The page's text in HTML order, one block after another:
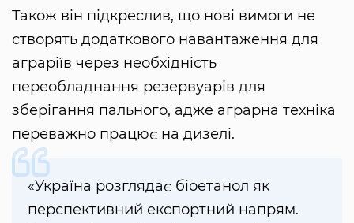
Також він підкреслив, що нові вимоги не
створять додаткового навантаження для
аграріїв через необхідність
переобладнання резервуарів для
зберігання пального, адже аграрна техніка
переважно працює на дизелі.
«Україна розглядає біоетанол як
перспективний експортний напрям.